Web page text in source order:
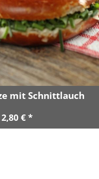
mit Schnittlauch
2,80 € *